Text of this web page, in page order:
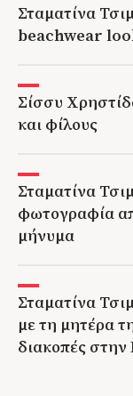
Σταματίνα
beachwear
Σίσσυ
και φίλους
Σταματίνα
φωτογραφία
μήνυμα
Σταματίνα
με τη μητέρα
διακοπές